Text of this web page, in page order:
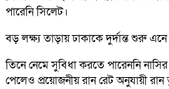
পারেনি সিলেট।
বড় লক্ষ্য তাড়ায় ঢাকাকে দুর্দান্ত শুরু
তিনে নেমে সুবিধা করতে পারেননি
পেলেও প্রয়োজনীয় রান রেট অনুযায়ী